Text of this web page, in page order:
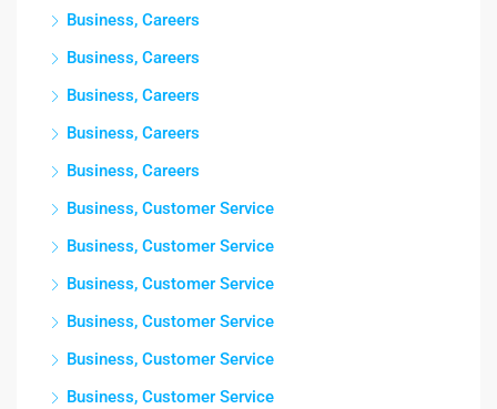
Business, Careers
Business, Careers
Business, Careers
Business, Careers
Business, Careers
Business, Customer Service
Business, Customer Service
Business, Customer Service
Business, Customer Service
Business, Customer Service
Business, Customer Service